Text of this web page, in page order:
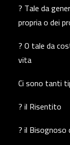
? Tale da
propria o dei
? O tale da
vita
Ci sono tanti
? il Risentito
? il